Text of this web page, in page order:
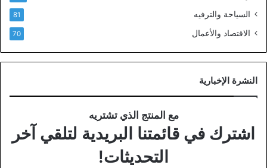
السياحة والترفيه 81
الاقتصاد والأعمال 70
النشرة الإخبارية
مع المنتج الذي تشتريه
اشترك في قائمتنا البريدية لتلقي آخر
التحديثات!